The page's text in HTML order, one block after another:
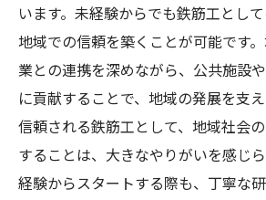
います。未経験からでも鉄筋工として
地域での信頼を築くことが可能です
業との連携を深めながら、公共施設
に貢献することで、地域の発展を支え
信頼される鉄筋工として、地域社会
することは、大きなやりがいを感じ
経験からスタートする際も、丁寧な